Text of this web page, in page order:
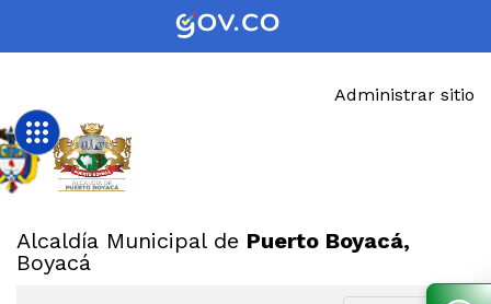
Administrar sitio
Alcaldía Municipal de Puerto Boyacá,
Boyacá